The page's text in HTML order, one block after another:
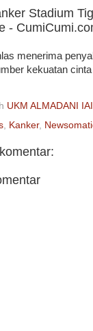
Stadium
-
menerima
kekuatan
UKM ALMADANI
Kanker,